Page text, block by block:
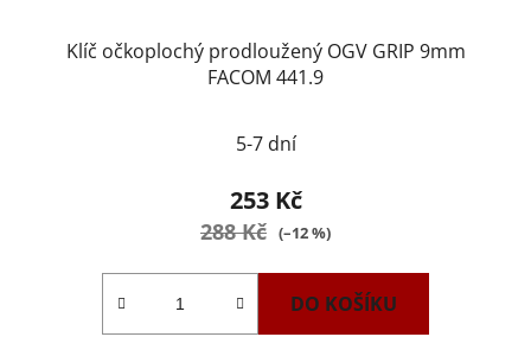
Klíč očkoplochý prodloužený OGV GRIP 9mm
FACOM 441.9
5-7 dní
253 Kč
288 Kč (–12 %)
DO KOŠÍKU